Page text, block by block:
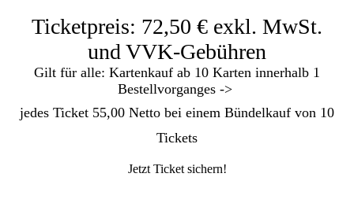
Ticketpreis: 72,50 € exkl. MwSt.
und VVK-Gebühren
Gilt für alle: Kartenkauf ab 10 Karten innerhalb 1
Bestellvorganges ->
jedes Ticket 55,00 Netto bei einem Bündelkauf von 10
Tickets
Jetzt Ticket sichern!